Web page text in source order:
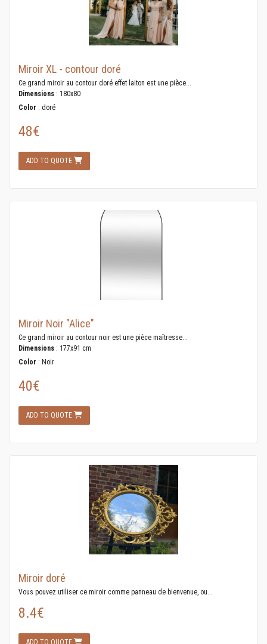
Miroir XL - contour doré
Ce grand miroir au contour doré effet laiton est une pièce...
Dimensions : 180x80
Color : doré
48€
ADD TO QUOTE
Miroir Noir "Alice"
Ce grand miroir au contour noir est une pièce maîtresse...
Dimensions : 177x91 cm
Color : Noir
40€
ADD TO QUOTE
Miroir doré
Vous pouvez utiliser ce miroir comme panneau de bienvenue, ou...
8.4€
ADD TO QUOTE